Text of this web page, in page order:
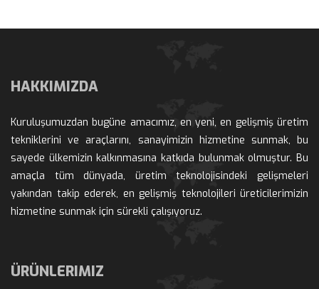
HAKKIMIZDA
Kuruluşumuzdan bugüne amacımız, en yeni, en gelişmiş üretim
tekniklerini ve araçlarını, sanayimizin hizmetine sunmak, bu
ayede ülkemizin kalkınmasına katkıda bulunmak olmuştur. Bu
amaçla tüm dünyada, üretim teknolojisindeki gelişmeleri
yakından takip ederek, en gelişmiş teknolojileri üreticilerimizin
hizmetine sunmak için sürekli çalışıyoruz.
ÜRÜNLERIMIZ